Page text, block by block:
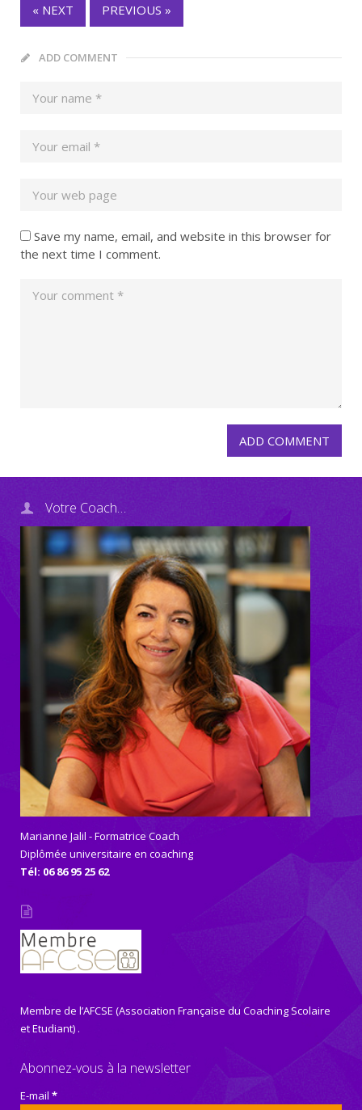
« NEXT PREVIOUS »
ADD COMMENT
Save my name, email, and website in this browser for
the next time I comment.
Votre Coach…
Marianne Jalil - Formatrice Coach
Diplômée universitaire en coaching
Tél: 06 86 95 25 62
Membre de l’AFCSE (Association Française du Coaching Scolaire
et Etudiant) .
Abonnez-vous à la newsletter
E-mail *